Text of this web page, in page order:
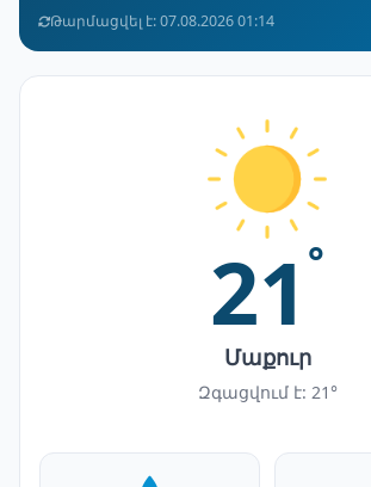
Թարմացվել է: 07.08.2026 01:14
21 °
Մաքուր
Զգացվում է: 21°